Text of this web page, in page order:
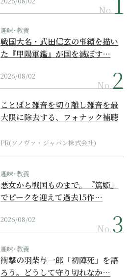
No.
趣味･教養
戦国大名・武田信玄の事績を描い
た『甲陽軍鑑』が国を滅ぼす…
2026/08/02
No.
ことばと雑音を切り離し雑音を最
大限に除去する、フォナック補聴
PR(ソノヴァ・ジャパン株式会社)
趣味･教養
悪女から戦国ものまで。『篤姫』
でピークを迎えて過去15作…
2026/08/02
No.
趣味･教養
衝撃の羽柴与一郎「初陣死」を語
ろう。どうして守り切れなか…